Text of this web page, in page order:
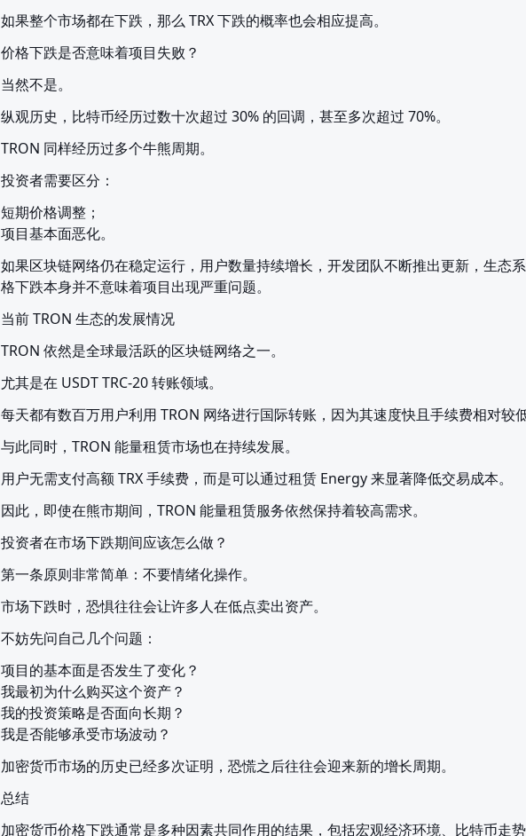
如果整个市场都在下跌，那么 TRX 下跌的概率也会相应提高。
价格下跌是否意味着项目失败？
当然不是。
纵观历史，比特币经历过数十次超过 30% 的回调，甚至多次超过 70%。
TRON 同样经历过多个牛熊周期。
投资者需要区分：
短期价格调整；
项目基本面恶化。
如果区块链网络仍在稳定运行，用户数量持续增长，开发团队不断推出更新，生态
格下跌本身并不意味着项目出现严重问题。
当前 TRON 生态的发展情况
TRON 依然是全球最活跃的区块链网络之一。
尤其是在 USDT TRC-20 转账领域。
每天都有数百万用户利用 TRON 网络进行国际转账，因为其速度快且手续费相对较低
与此同时，TRON 能量租赁市场也在持续发展。
用户无需支付高额 TRX 手续费，而是可以通过租赁 Energy 来显著降低交易成本。
因此，即使在熊市期间，TRON 能量租赁服务依然保持着较高需求。
投资者在市场下跌期间应该怎么做？
第一条原则非常简单：不要情绪化操作。
市场下跌时，恐惧往往会让许多人在低点卖出资产。
不妨先问自己几个问题：
项目的基本面是否发生了变化？
我最初为什么购买这个资产？
我的投资策略是否面向长期？
我是否能够承受市场波动？
加密货币市场的历史已经多次证明，恐慌之后往往会迎来新的增长周期。
总结
加密货币价格下跌通常是多种因素共同作用的结果，包括宏观经济环境、比特币走